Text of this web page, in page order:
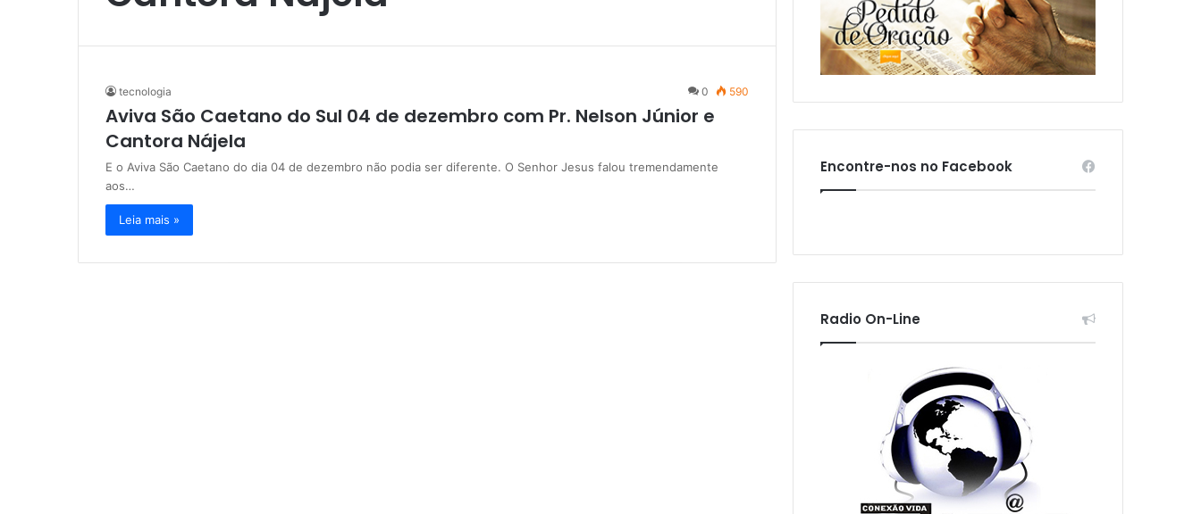
tecnologia 0 590
Aviva São Caetano do Sul 04 de dezembro com Pr. Nelson Júnior e
Cantora Nájela
E o Aviva São Caetano do dia 04 de dezembro não podia ser diferente. O Senhor Jesus falou tremendamente
aos…
Leia mais »
Encontre-nos no Facebook
Radio On-Line